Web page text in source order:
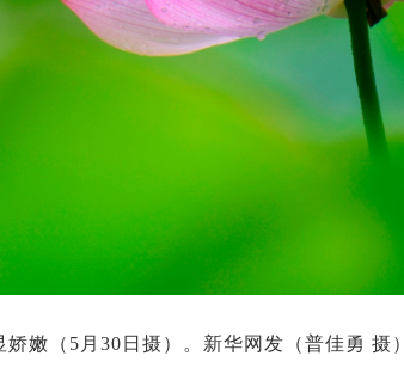
嫩（5月30日摄）。新华网发（普佳勇 摄）